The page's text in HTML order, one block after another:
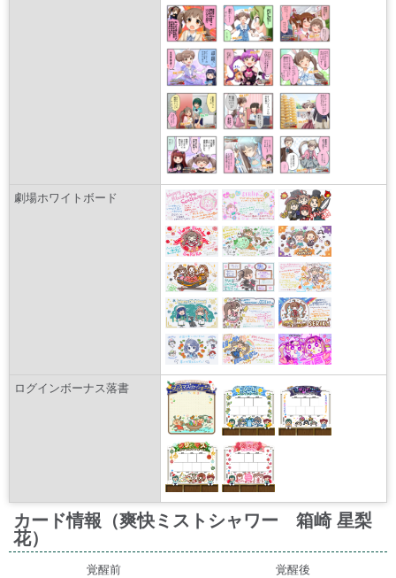
劇場ホワイトボード
ログインボーナス落書
カード情報（爽快ミストシャワー 箱崎 星梨
花）
覚醒前 覚醒後